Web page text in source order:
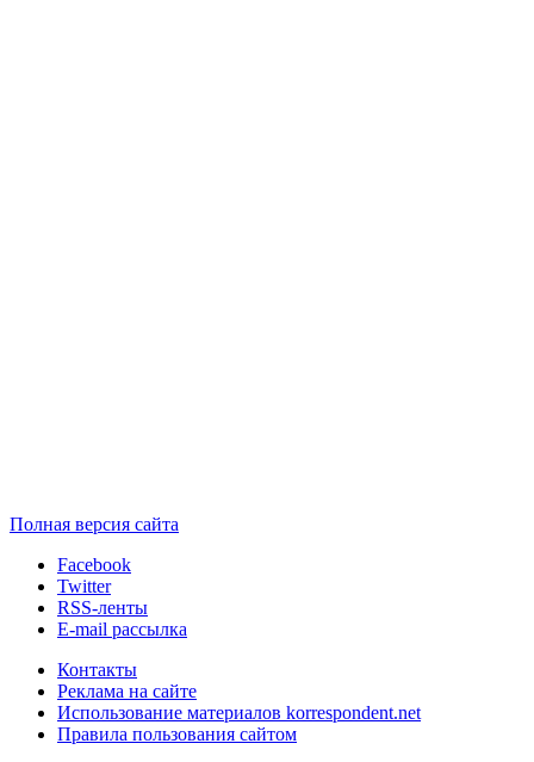
Полная версия сайта
Facebook
Twitter
RSS-ленты
E-mail рассылка
Контакты
Реклама на сайте
Использование материалов korrespondent.net
Правила пользования сайтом